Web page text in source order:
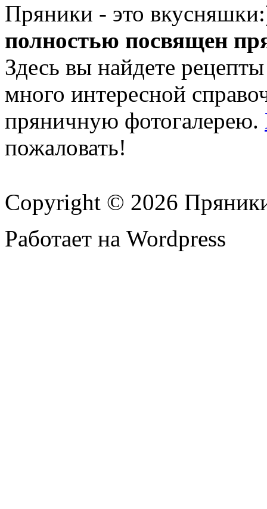
Пряники - это
полностью посвящен
Здесь вы найдете
много интересной
пряничную фотогалерею.
пожаловать!
Copyright © 2026
Работает на Wordpress